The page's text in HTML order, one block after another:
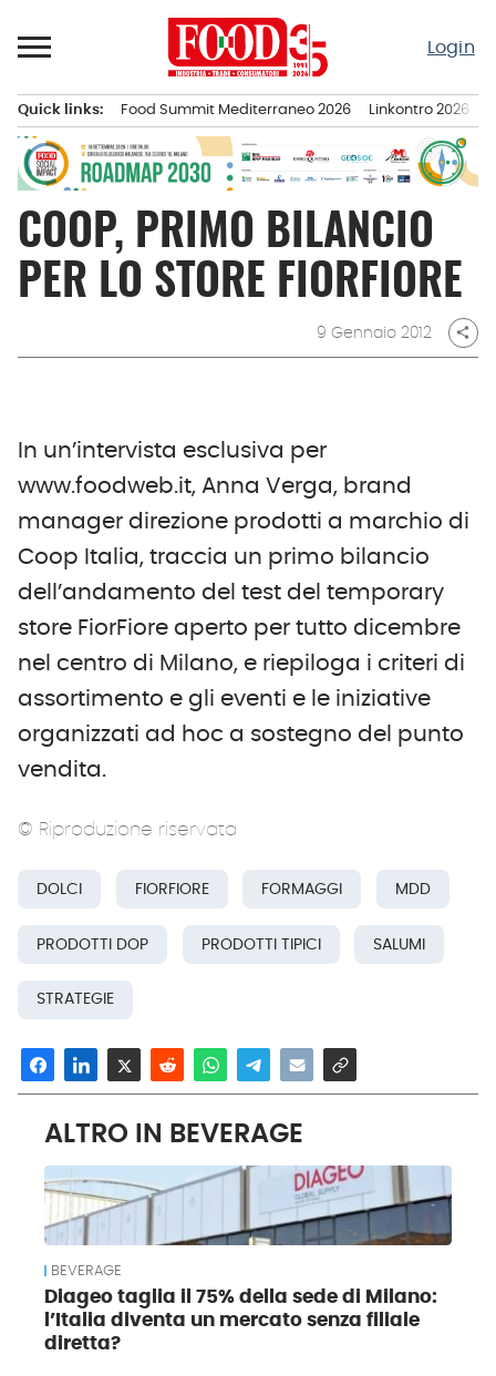
al
Login
principale
Quick links: Food Summit Mediterraneo 2026 Linkontro 2026
COOP, PRIMO BILANCIO
PER LO STORE FIORFIORE
9 Gennaio 2012 share
In un’intervista esclusiva per
www.foodweb.it, Anna Verga, brand
manager direzione prodotti a marchio di
Coop Italia, traccia un primo bilancio
dell’andamento del test del temporary
store FiorFiore aperto per tutto dicembre
nel centro di Milano, e riepiloga i criteri di
assortimento e gli eventi e le iniziative
organizzati ad hoc a sostegno del punto
vendita.
© Riproduzione riservata
DOLCI FIORFIORE FORMAGGI MDD
PRODOTTI DOP PRODOTTI TIPICI SALUMI
STRATEGIE
ALTRO IN BEVERAGE
BEVERAGE
Diageo taglia il 75% della sede di Milano:
l’Italia diventa un mercato senza filiale
diretta?